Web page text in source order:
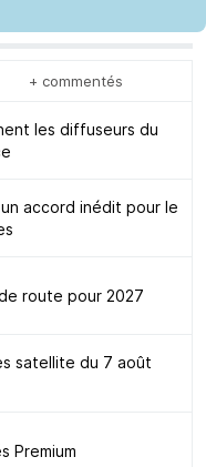
+ commentés
les diffuseurs du
accord inédit pour le
route pour 2027
satellite du 7 août
Premium